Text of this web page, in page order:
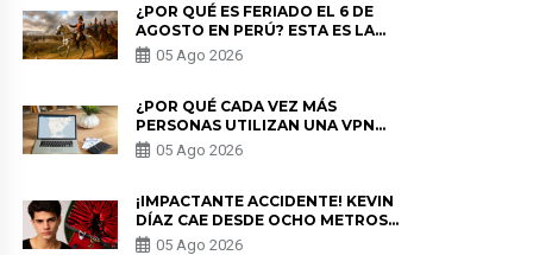
¿POR QUÉ ES FERIADO EL 6 DE
AGOSTO EN PERÚ? ESTA ES LA
HISTORIA
05 Ago 2026
¿POR QUÉ CADA VEZ MÁS
PERSONAS UTILIZAN UNA VPN
PARA PROTEGER SU
PRIVACIDAD?
05 Ago 2026
¡IMPACTANTE ACCIDENTE! KEVIN
DÍAZ CAE DESDE OCHO METROS
EN “ESTO ES GUERRA” Y GENERA
05 Ago 2026